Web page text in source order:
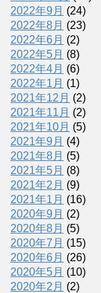
2022年9月 (24)
2022年8月 (23)
2022年6月 (2)
2022年5月 (8)
2022年4月 (6)
2022年1月 (1)
2021年12月 (2)
2021年11月 (2)
2021年10月 (5)
2021年9月 (4)
2021年8月 (5)
2021年5月 (8)
2021年2月 (9)
2021年1月 (16)
2020年9月 (2)
2020年8月 (5)
2020年7月 (15)
2020年6月 (26)
2020年5月 (10)
2020年2月 (2)